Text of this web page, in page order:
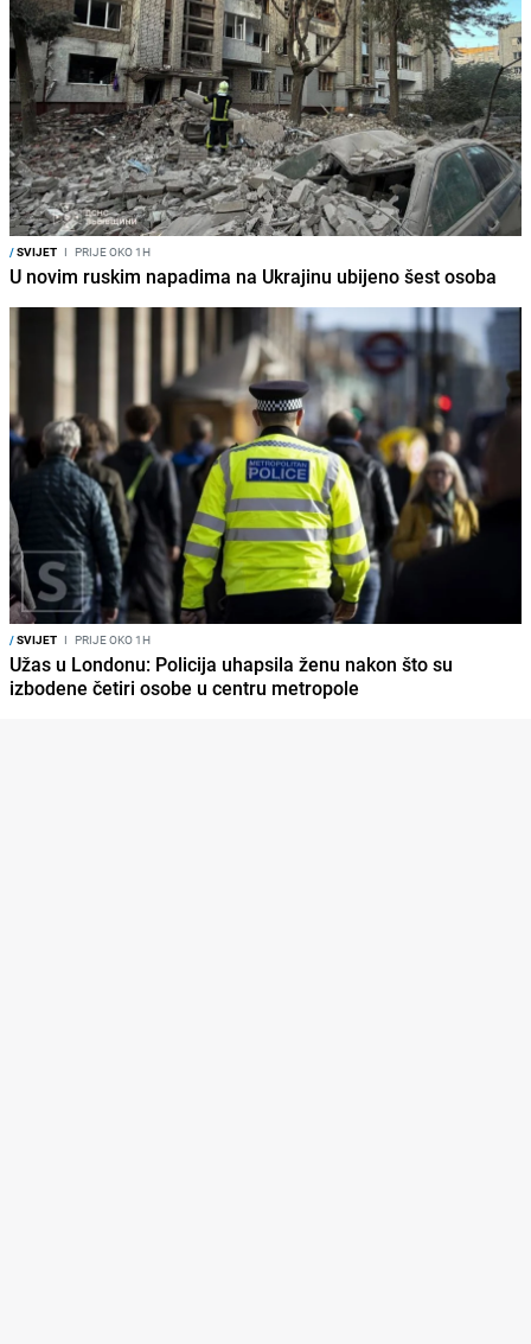
/SVIJET I PRIJE OKO 1H
U novim ruskim napadima na Ukrajinu ubijeno šest osoba
/SVIJET I PRIJE OKO 1H
Užas u Londonu: Policija uhapsila ženu nakon što su
izbodene četiri osobe u centru metropole